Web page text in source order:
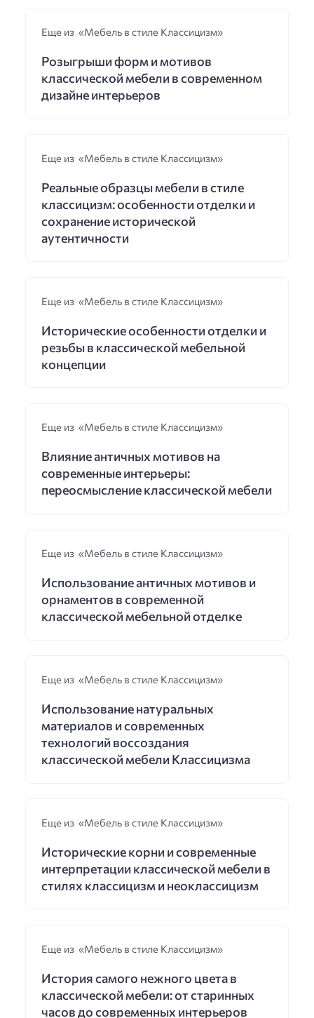
Еще из «Мебель в стиле Классицизм»
Розыгрыши форм и мотивов
классической мебели в современном
дизайне интерьеров
Еще из «Мебель в стиле Классицизм»
Реальные образцы мебели в стиле
классицизм: особенности отделки и
сохранение исторической
аутентичности
Еще из «Мебель в стиле Классицизм»
Исторические особенности отделки и
резьбы в классической мебельной
концепции
Еще из «Мебель в стиле Классицизм»
Влияние античных мотивов на
современные интерьеры:
переосмысление классической мебели
Еще из «Мебель в стиле Классицизм»
Использование античных мотивов и
орнаментов в современной
классической мебельной отделке
Еще из «Мебель в стиле Классицизм»
Использование натуральных
материалов и современных
технологий воссоздания
классической мебели Классицизма
Еще из «Мебель в стиле Классицизм»
Исторические корни и современные
интерпретации классической мебели в
стилях классицизм и неоклассицизм
Еще из «Мебель в стиле Классицизм»
История самого нежного цвета в
классической мебели: от старинных
часов до современных интерьеров